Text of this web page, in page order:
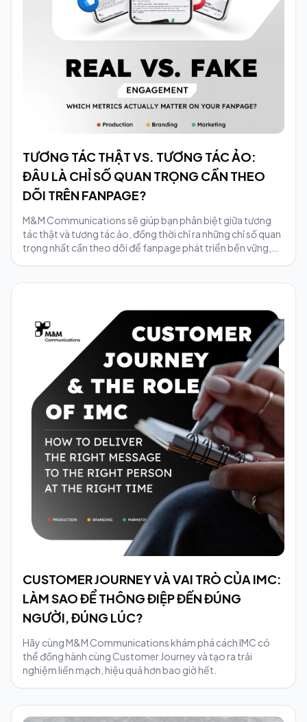
TƯƠNG TÁC THẬT VS. TƯƠNG TÁC ẢO:
ĐÂU LÀ CHỈ SỐ QUAN TRỌNG CẦN THEO
DÕI TRÊN FANPAGE?
M&M Communications sẽ giúp bạn phân biệt giữa tương
tác thật và tương tác ảo, đồng thời chỉ ra những chỉ số quan
trọng nhất cần theo dõi để fanpage phát triển bền vững,
CUSTOMER JOURNEY VÀ VAI TRÒ CỦA IMC:
LÀM SAO ĐỂ THÔNG ĐIỆP ĐẾN ĐÚNG
NGƯỜI, ĐÚNG LÚC?
Hãy cùng M&M Communications khám phá cách IMC có
thể đồng hành cùng Customer Journey và tạo ra trải
nghiệm liền mạch, hiệu quả hơn bao giờ hết.